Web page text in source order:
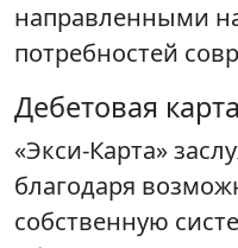
направленными
потребностей
Дебетовая
«Экси-Карта»
благодаря
собственную